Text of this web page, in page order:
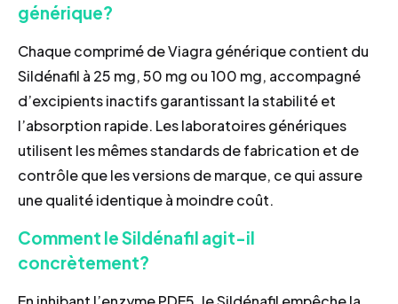
générique?
Chaque comprimé de Viagra générique contient du
Sildénafil à 25 mg, 50 mg ou 100 mg, accompagné
d’excipients inactifs garantissant la stabilité et
l’absorption rapide. Les laboratoires génériques
utilisent les mêmes standards de fabrication et de
contrôle que les versions de marque, ce qui assure
une qualité identique à moindre coût.
Comment le Sildénafil agit-il
concrètement?